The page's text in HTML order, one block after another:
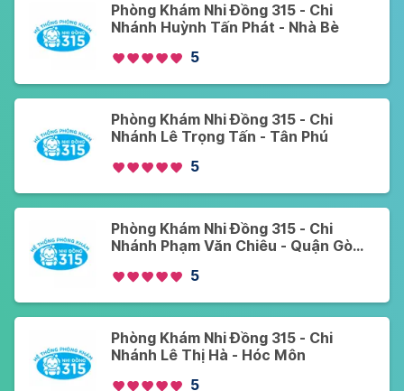
Phòng Khám Nhi Đồng 315 - Chi
Nhánh Huỳnh Tấn Phát - Nhà Bè
5
Phòng Khám Nhi Đồng 315 - Chi
Nhánh Lê Trọng Tấn - Tân Phú
5
Phòng Khám Nhi Đồng 315 - Chi
Nhánh Phạm Văn Chiêu - Quận Gò
5
Phòng Khám Nhi Đồng 315 - Chi
Nhánh Lê Thị Hà - Hóc Môn
5